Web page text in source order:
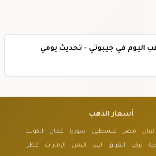
اليوم في جيبوتي - تحديث يومي
أسعار الذهب
لبنان مصر فلسطين سوريا عُمان الكويت
تركيا العراق ليبيا اليمن الإمارات قطر